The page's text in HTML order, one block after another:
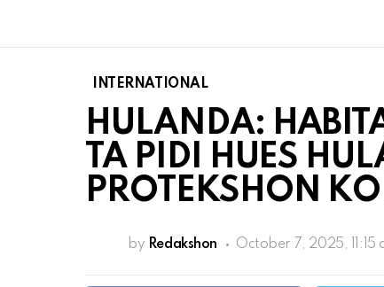
INTERNATIONAL
HULANDA:
TA PIDI HUES
PROTEKSHON
by Redakshon October 7, 2025, 11:15